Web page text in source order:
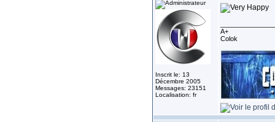
Inscrit le: 13
Décembre 2005
Messages: 23151
Localisation: fr
A+
Colok